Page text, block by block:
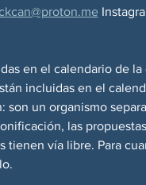
en el calendario de la
incluidas en el
un organismo
las
tienen vía libre. Para